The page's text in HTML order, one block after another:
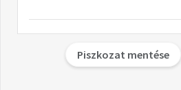
Piszkozat mentése